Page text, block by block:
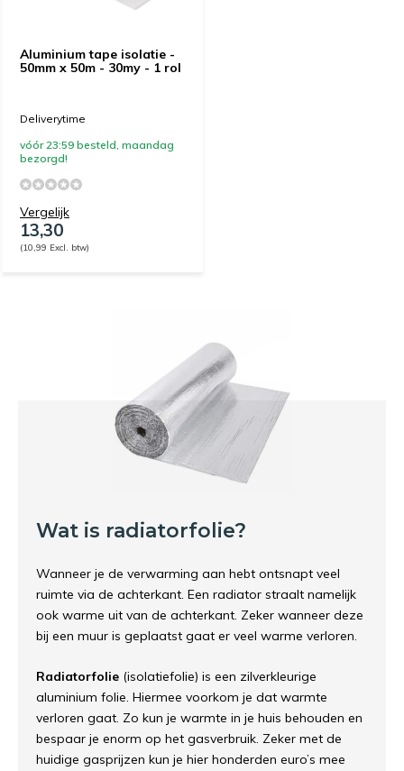
Aluminium tape isolatie -
50mm x 50m - 30my - 1 rol
Deliverytime
vóór 23:59 besteld, maandag
bezorgd!
Vergelijk
13,30
(10,99 Excl. btw)
Wat is radiatorfolie?
Wanneer je de verwarming aan hebt ontsnapt veel
ruimte via de achterkant. Een radiator straalt namelijk
ook warme uit van de achterkant. Zeker wanneer deze
bij een muur is geplaatst gaat er veel warme verloren.
Radiatorfolie (isolatiefolie) is een zilverkleurige
aluminium folie. Hiermee voorkom je dat warmte
verloren gaat. Zo kun je warmte in je huis behouden en
bespaar je enorm op het gasverbruik. Zeker met de
huidige gasprijzen kun je hier honderden euro’s mee